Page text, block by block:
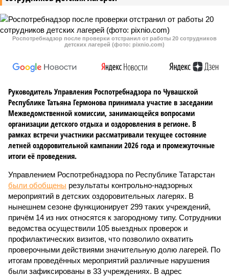
Роспотребнадзор после проверки отстранил от работы 20 сотрудников
детских лагерей (фото: pixnio.com)
Руководитель Управления Роспотребнадзора по Чувашской
Республике Татьяна Гермонова принимала участие в заседании
Межведомственной комиссии, занимающейся вопросами
организации детского отдыха и оздоровления в регионе. В
рамках встречи участники рассматривали текущее состояние
летней оздоровительной кампании 2026 года и промежуточные
итоги её проведения.
Управлением Роспотребнадзора по Республике Татарстан
были обобщены результаты контрольно-надзорных
мероприятий в детских оздоровительных лагерях. В
нынешнем сезоне функционирует 299 таких учреждений,
причём 14 из них относятся к загородному типу. Сотрудники
ведомства осуществили 105 выездных проверок и
профилактических визитов, что позволило охватить
проверочными действиями значительную долю лагерей. По
итогам проведённых мероприятий различные нарушения
были зафиксированы в 33 учреждениях. В адрес